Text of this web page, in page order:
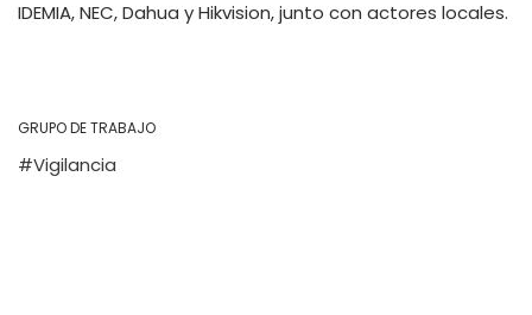
IDEMIA, NEC, Dahua y Hikvision, junto con actores locales.
GRUPO DE TRABAJO
Vigilancia